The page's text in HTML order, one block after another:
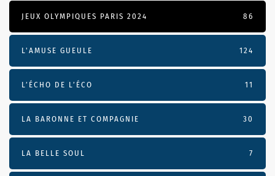
JEUX OLYMPIQUES PARIS 2024 86
L'AMUSE GUEULE 124
L’ÉCHO DE L’ÉCO 11
LA BARONNE ET COMPAGNIE 30
LA BELLE SOUL 7